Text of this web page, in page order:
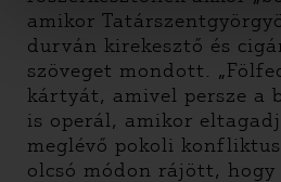
amikor
durván kirekesztő és
szöveget mondott.
kártyát, amivel persze a
is operál, amikor
meglévő pokoli
olcsó módon rájött,